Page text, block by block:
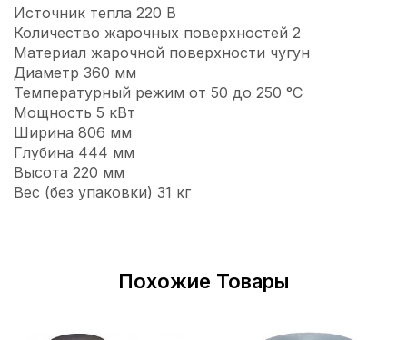
Источник тепла 220 В
Количество жарочных поверхностей 2
Материал жарочной поверхности чугун
Диаметр 360 мм
Температурный режим от 50 до 250 °C
Мощность 5 кВт
Ширина 806 мм
Глубина 444 мм
Высота 220 мм
Вес (без упаковки) 31 кг
Похожие Товары